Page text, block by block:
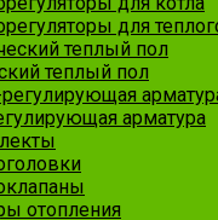
для
теплый пол
арматура